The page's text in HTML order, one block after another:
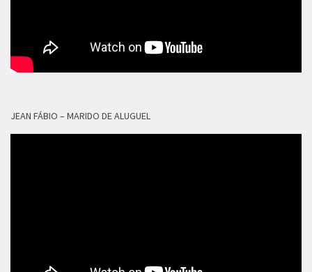
JEAN FÁBIO – MARIDO DE ALUGUEL